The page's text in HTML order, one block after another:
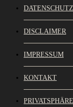
DATENSCHUTZ
DISCLAIMER
IMPRESSUM
KONTAKT